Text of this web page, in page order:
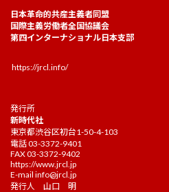
日本革命的共産主義者同盟
国際主義労働者全国協議会
第四インターナショナル日本支部
https://jrcl.info/
発行所
新時代社
東京都渋谷区初台1-50-4-103
電話 03-3372-9401
FAX 03-3372-9402
https://www.jrcl.jp
E-mail info@jrcl.jp
発行人 山口 明